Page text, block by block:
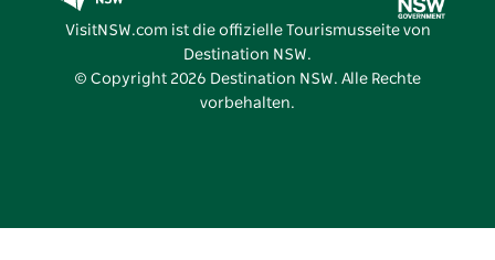
Vivid Sydney
VisitNSW.com ist die offizielle Tourismusseite von
Destination NSW.
© Copyright 2026 Destination NSW. Alle Rechte
vorbehalten.